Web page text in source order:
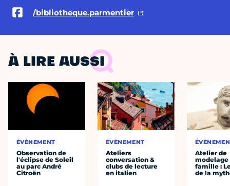
/bibliotheque.parmentier
À LIRE AUSSI
ÉVÈNEMENT
Observation de
l'éclipse de Soleil
au parc André
Citroën
ÉVÈNEMENT
Ateliers
conversation &
clubs de lecture
en italien
Atelier de
modelage
famille :
de la